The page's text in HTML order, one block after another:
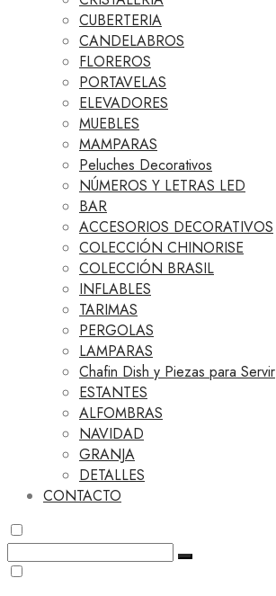
CUBERTERIA
CANDELABROS
FLOREROS
PORTAVELAS
ELEVADORES
MUEBLES
MAMPARAS
Peluches Decorativos
NÚMEROS Y LETRAS LED
BAR
ACCESORIOS DECORATIVOS
COLECCIÓN CHINORISE
COLECCIÓN BRASIL
INFLABLES
TARIMAS
PERGOLAS
LAMPARAS
Chafin Dish y Piezas para Servir
ESTANTES
ALFOMBRAS
NAVIDAD
GRANJA
DETALLES
CONTACTO